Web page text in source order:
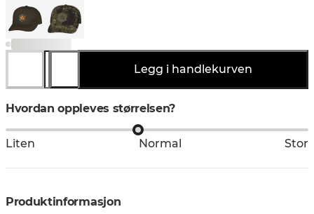
Legg i handlekurven
Hvordan oppleves størrelsen?
Liten Normal Stor
Produktinformasjon